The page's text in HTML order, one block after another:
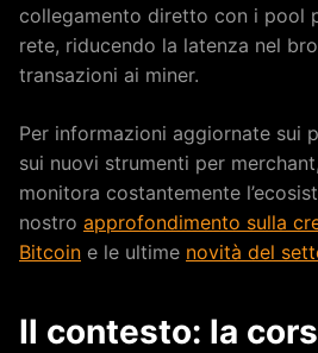
collegamento diretto con i pool
rete, riducendo la latenza nel
transazioni ai miner.
Per informazioni aggiornate sui
sui nuovi strumenti per
monitora costantemente
nostro approfondimento sulla
Bitcoin e le ultime novità del
Il contesto: la